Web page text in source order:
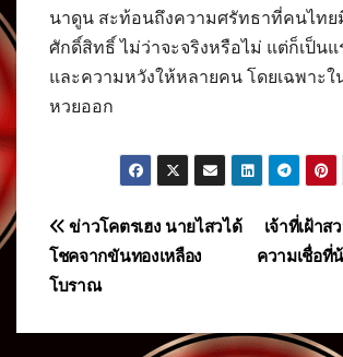
นาดูน สะท้อนถึงความศรัทธาที่คนไทย
ศักดิ์สิทธิ์ ไม่ว่าจะจริงหรือไม่ แต่ก็เป็นแ
และความหวังให้หลายคน โดยเฉพาะใ
หวยออก
แนะแนว
เรื่อง
เจ้าที่เฝ้า
ความเชื่อที่
ข่าวโคตรเฮง นายไสวได้
โชคจากขันทองเหลือง
โบราณ